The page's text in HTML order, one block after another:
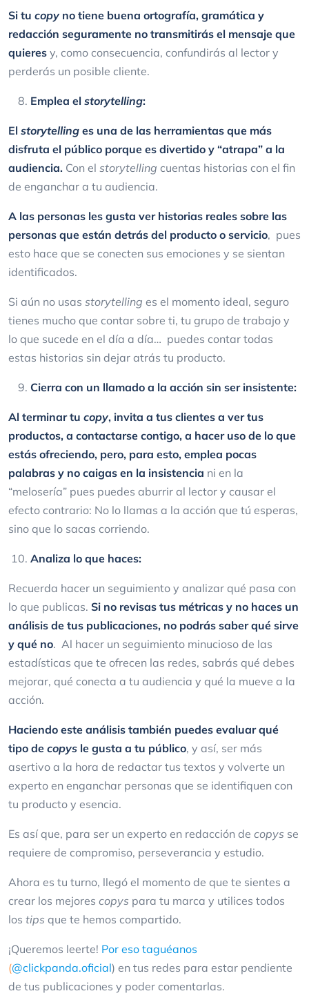
Si tu copy no tiene buena ortografía, gramática y
redacción seguramente no transmitirás el mensaje que
quieres y, como consecuencia, confundirás al lector y
perderás un posible cliente.
Emplea el storytelling:
El storytelling es una de las herramientas que más
disfruta el público porque es divertido y “atrapa” a la
audiencia. Con el storytelling cuentas historias con el fin
de enganchar a tu audiencia.
A las personas les gusta ver historias reales sobre las
personas que están detrás del producto o servicio, pues
esto hace que se conecten sus emociones y se sientan
identificados.
Si aún no usas storytelling es el momento ideal, seguro
tienes mucho que contar sobre ti, tu grupo de trabajo y
lo que sucede en el día a día… puedes contar todas
estas historias sin dejar atrás tu producto.
Cierra con un llamado a la acción sin ser insistente:
Al terminar tu copy, invita a tus clientes a ver tus
productos, a contactarse contigo, a hacer uso de lo que
estás ofreciendo, pero, para esto, emplea pocas
palabras y no caigas en la insistencia ni en la
“melosería” pues puedes aburrir al lector y causar el
efecto contrario: No lo llamas a la acción que tú esperas,
sino que lo sacas corriendo.
Analiza lo que haces:
Recuerda hacer un seguimiento y analizar qué pasa con
lo que publicas. Si no revisas tus métricas y no haces un
análisis de tus publicaciones, no podrás saber qué sirve
y qué no. Al hacer un seguimiento minucioso de las
estadísticas que te ofrecen las redes, sabrás qué debes
mejorar, qué conecta a tu audiencia y qué la mueve a la
acción.
Haciendo este análisis también puedes evaluar qué
tipo de copys le gusta a tu público, y así, ser más
asertivo a la hora de redactar tus textos y volverte un
experto en enganchar personas que se identifiquen con
tu producto y esencia.
Es así que, para ser un experto en redacción de copys se
requiere de compromiso, perseverancia y estudio.
Ahora es tu turno, llegó el momento de que te sientes a
crear los mejores copys para tu marca y utilices todos
los tips que te hemos compartido.
¡Queremos leerte! Por eso taguéanos
(@clickpanda.oficial) en tus redes para estar pendiente
de tus publicaciones y poder comentarlas.